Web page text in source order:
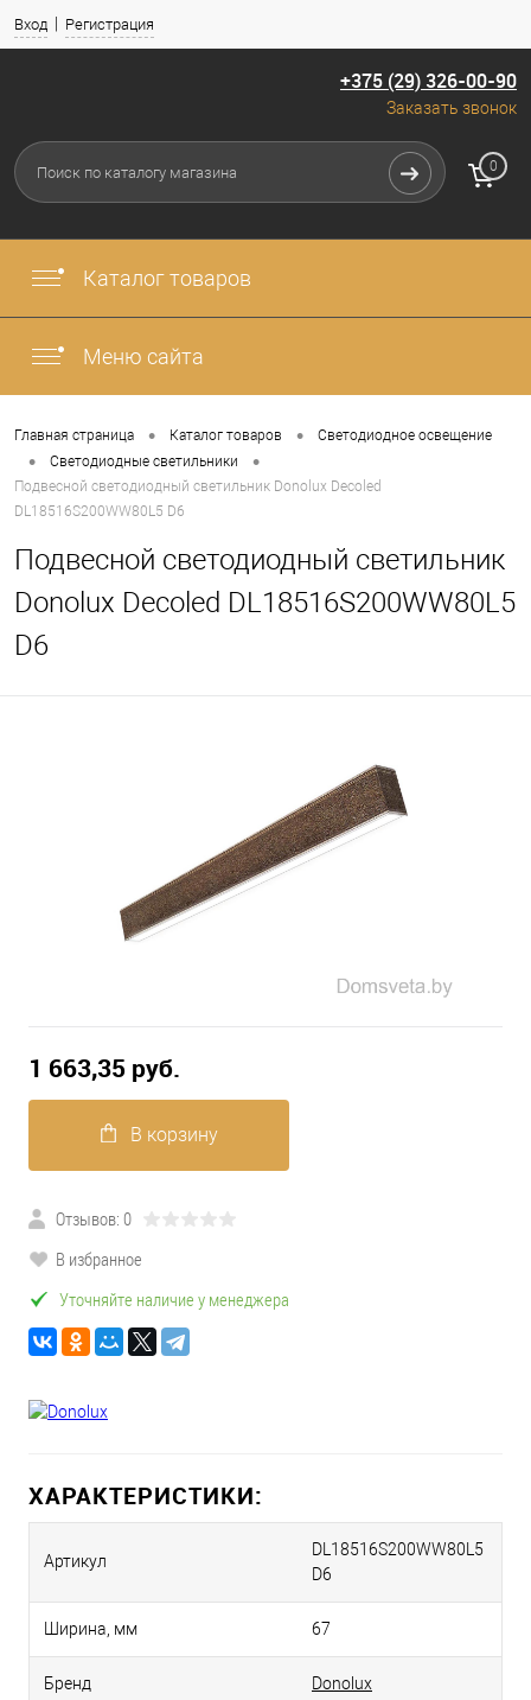
Вход Регистрация
+375 (29) 326-00-90
Заказать звонок
Меню сайта
Каталог товаров
0
Главная страница • Каталог товаров • Светодиодное освещение
• Светодиодные светильники •
Подвесной светодиодный светильник Donolux Decoled
DL18516S200WW80L5 D6
Подвесной светодиодный светильник
Donolux Decoled DL18516S200WW80L5
D6
1 663,35 pуб.
В корзину
Отзывов: 0
В избранное
Уточняйте наличие у менеджера
ХАРАКТЕРИСТИКИ:
Артикул
DL18516S200WW80L5
D6
Ширина, мм 67
Бренд Donolux